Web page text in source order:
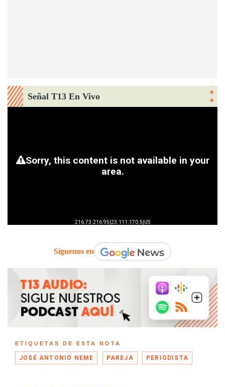
Señal T13 En Vivo
Síguenos en
ETIQUETAS DE ESTA NOTA
JOSÉ ANTONIO NEME PAREJA PERIODISTA